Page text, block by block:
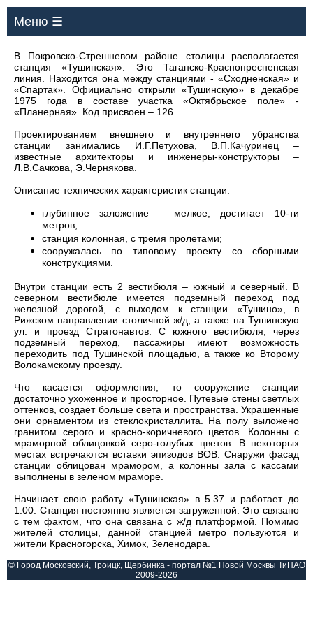
Меню ☰
В Покровско-Стрешневом районе столицы располагается
станция «Тушинская». Это Таганско-Краснопресненская
линия. Находится она между станциями - «Сходненская» и
«Спартак». Официально открыли «Тушинскую» в декабре
1975 года в составе участка «Октябрьское поле» -
«Планерная». Код присвоен – 126.
Проектированием внешнего и внутреннего убранства
станции занимались И.Г.Петухова, В.П.Качуринец –
известные архитекторы и инженеры-конструкторы –
Л.В.Сачкова, Э.Чернякова.
Описание технических характеристик станции:
глубинное заложение – мелкое, достигает 10-ти
метров;
станция колонная, с тремя пролетами;
сооружалась по типовому проекту со сборными
конструкциями.
Внутри станции есть 2 вестибюля – южный и северный. В
северном вестибюле имеется подземный переход под
железной дорогой, с выходом к станции «Тушино», в
Рижском направлении столичной ж/д, а также на Тушинскую
ул. и проезд Стратонавтов. С южного вестибюля, через
подземный переход, пассажиры имеют возможность
переходить под Тушинской площадью, а также ко Второму
Волокамскому проезду.
Что касается оформления, то сооружение станции
достаточно ухоженное и просторное. Путевые стены светлых
оттенков, создает больше света и пространства. Украшенные
они орнаментом из стеклокристаллита. На полу выложено
гранитом серого и красно-коричневого цветов. Колонны с
мраморной облицовкой серо-голубых цветов. В некоторых
местах встречаются вставки эпизодов ВОВ. Снаружи фасад
станции облицован мрамором, а колонны зала с кассами
выполнены в зеленом мраморе.
Начинает свою работу «Тушинская» в 5.37 и работает до
1.00. Станция постоянно является загруженной. Это связано
с тем фактом, что она связана с ж/д платформой. Помимо
жителей столицы, данной станцией метро пользуются и
жители Красногорска, Химок, Зеленодара.
© Город Московский, Троицк, Щербинка - портал №1 Новой Москвы ТиНАО
2009-2026